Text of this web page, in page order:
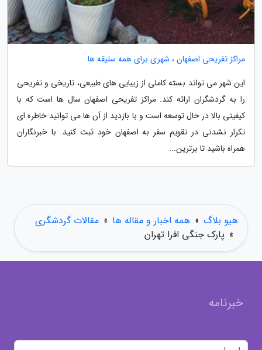
مراکز تفریحی اصفهان ، شهری برای همه سلیقه ها
این شهر می تواند بسته کاملی از زیبایی های طبیعی، تاریخی و تفریحی
را به گردشگران ارائه کند. مراکز تفریحی اصفهان سال ها است که با
کیفیتی بالا در حال توسعه است و با بازدید از آن ها می توانید خاطره ای
تکرار نشدنی در تقویم سفر به اصفهان خود ثبت کنید. با خبرنگاران
همراه باشید تا برترین...
هیو بلاگ » همه اخبار و مقاله ها » مقالات گردشگری
» پارک جنگی افرا تهران
خبرنامه